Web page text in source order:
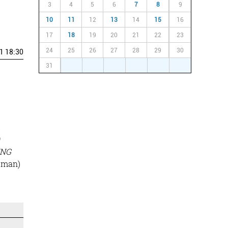
18:30
3 4 5 6 7 8 9
10 11 12 13 14 15 16
17 18 19 20 21 22 23
24 25 26 27 28 29 30
31